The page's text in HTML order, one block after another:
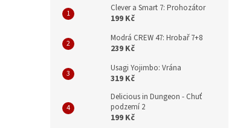
Clever a Smart 7: Prohozátor
199 Kč
Modrá CREW 47: Hrobař 7+8
239 Kč
Usagi Yojimbo: Vrána
319 Kč
Delicious in Dungeon - Chuť
podzemí 2
199 Kč